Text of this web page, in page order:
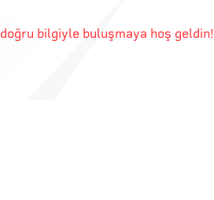
doğru bilgiyle buluşmaya hoş geldin!